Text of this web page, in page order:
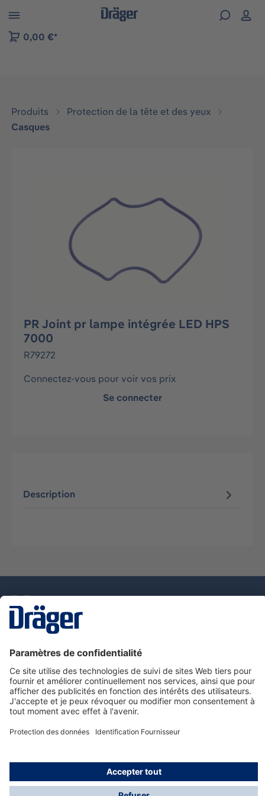
to B2B platform navigation
0,00 €*
Produits
Protection de la tête et des yeux
Casques
PR Joint pr lampe intégrée LED HPS
7000
R79272
Connectez-vous pour voir vos prix
Se connecter
Description
Nous contacter
Service de e-commande Dräger
Informations sur les produits
© Dräger France SAS, 2024
*Prix hors taxe. Frais de gestion et de livraison standard